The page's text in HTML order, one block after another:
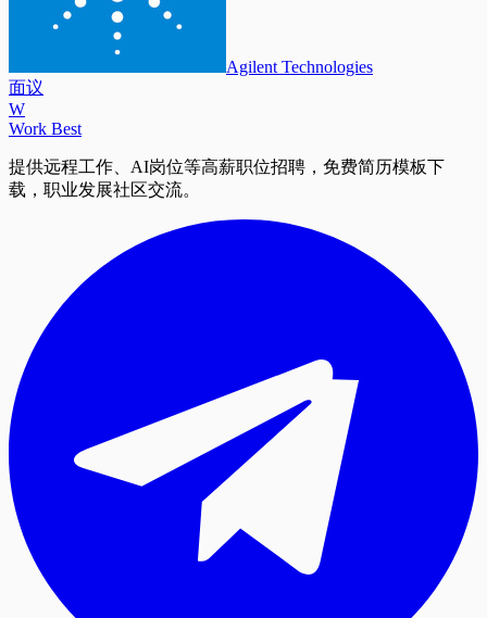
Agilent Technologies
面议
W
Work Best
提供远程工作、AI岗位等高薪职位招聘，免费简历模板下
载，职业发展社区交流。